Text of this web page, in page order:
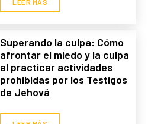
LEER MÁS
Superando la culpa: Cómo
afrontar el miedo y la culpa
al practicar actividades
prohibidas por los Testigos
de Jehová